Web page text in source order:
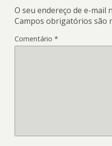
O seu endereço de e-mail
Campos obrigatórios são
Comentário *